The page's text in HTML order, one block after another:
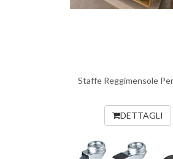
Staffe Reggimensole
DETTAGLI